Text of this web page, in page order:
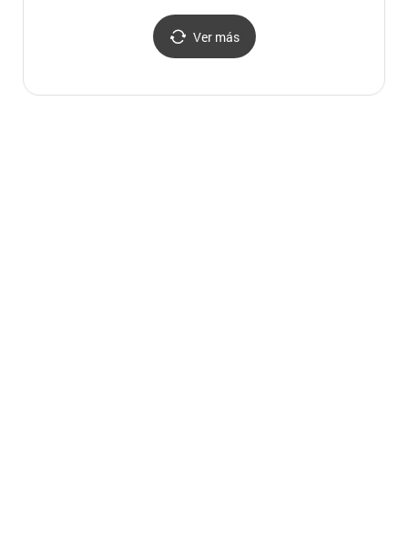
Ver más